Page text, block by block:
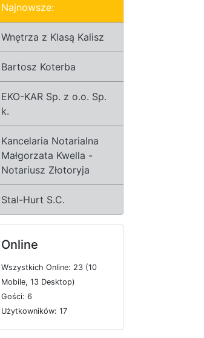
Najnowsze:
Wnętrza z Klasą Kalisz
Bartosz Koterba
EKO-KAR Sp. z o.o. Sp.
k.
Kancelaria Notarialna
Małgorzata Kwella -
Notariusz Złotoryja
Stal-Hurt S.C.
Online
Wszystkich Online: 23 (10
Mobile, 13 Desktop)
Gości: 6
Użytkowników: 17